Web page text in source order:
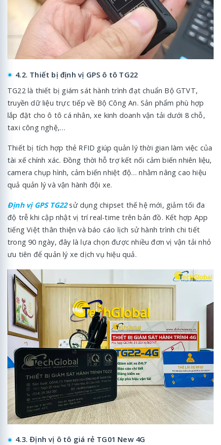
4.2. Thiết bị định vị GPS ô tô TG22
TG22 là thiết bị giám sát hành trình đạt chuẩn Bộ GTVT,
truyền dữ liệu trực tiếp về Bộ Công An. Sản phẩm phù hợp
lắp đặt cho ô tô cá nhân, xe kinh doanh vận tải dưới 8 chỗ,
taxi công nghệ,…
Thiết bị tích hợp thẻ RFID giúp quản lý thời gian làm việc của
tài xế chính xác. Đồng thời hỗ trợ kết nối cảm biến nhiên liệu,
camera chụp hình, cảm biến nhiệt độ… nhằm nâng cao hiệu
quả quản lý và vận hành đội xe.
Định vị GPS TG22sử dụng chipset thế hệ mới, giảm tối đa
độ trễ khi cập nhật vị trí real-time trên bản đồ. Kết hợp App
tiếng Việt thân thiện và báo cáo lịch sử hành trình chi tiết
trong 90 ngày, đây là lựa chọn được nhiều đơn vị vận tải nhỏ
ưu tiên để quản lý xe dịch vụ hiệu quả.
4.3. Định vị ô tô giá rẻ TG01 New 4G